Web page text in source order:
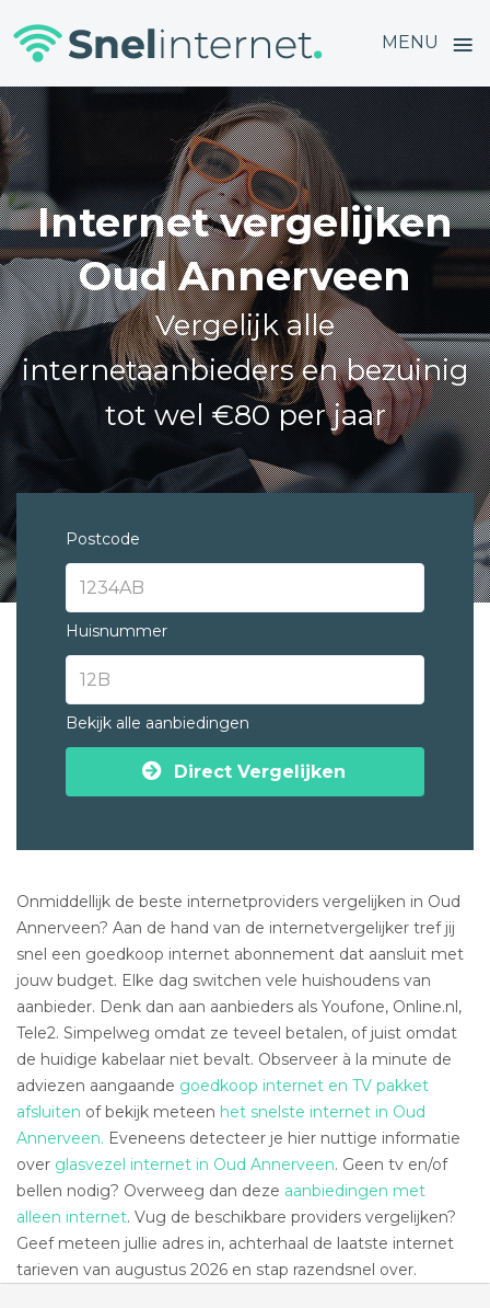
MENU ≡
Skip
to
content
Internet vergelijken
Oud Annerveen
Vergelijk alle
internetaanbieders en bezuinig
tot wel €80 per jaar
Postcode
Huisnummer
Bekijk alle aanbiedingen
Direct Vergelijken
Onmiddellijk de beste internetproviders vergelijken in Oud
Annerveen? Aan de hand van de internetvergelijker tref jij
snel een goedkoop internet abonnement dat aansluit met
jouw budget. Elke dag switchen vele huishoudens van
aanbieder. Denk dan aan aanbieders als Youfone, Online.nl,
Tele2. Simpelweg omdat ze teveel betalen, of juist omdat
de huidige kabelaar niet bevalt. Observeer à la minute de
adviezen aangaande goedkoop internet en TV pakket
afsluiten of bekijk meteen het snelste internet in Oud
Annerveen. Eveneens detecteer je hier nuttige informatie
over glasvezel internet in Oud Annerveen. Geen tv en/of
bellen nodig? Overweeg dan deze aanbiedingen met
alleen internet. Vug de beschikbare providers vergelijken?
Geef meteen jullie adres in, achterhaal de laatste internet
tarieven van augustus 2026 en stap razendsnel over.